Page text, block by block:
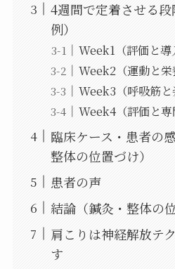
4週間で定着させる
例）
Week1（評価と導
Week2（運動と栄
Week3（呼吸筋と
Week4（評価と専
臨床ケース・患者の
整体の位置づけ）
患者の声
結論（鍼灸・整体の
肩こりは神経解放テ
す